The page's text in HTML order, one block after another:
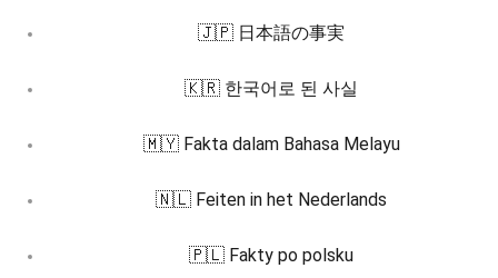
🇯🇵 日本語の事実
🇰🇷 한국어로 된 사실
🇲🇾 Fakta dalam Bahasa Melayu
🇳🇱 Feiten in het Nederlands
🇵🇱 Fakty po polsku